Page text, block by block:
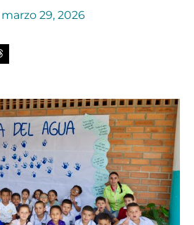
marzo 29, 2026